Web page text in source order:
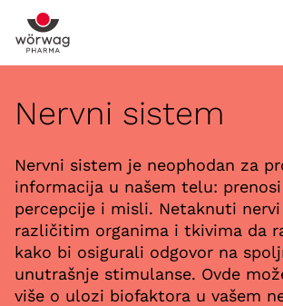
Nervni sistem
Nervni sistem je neophodan za
informacija u našem telu:
percepcije i misli. Netaknuti nervi
različitim organima i tkivima da
kako bi osigurali odgovor na
unutrašnje stimulanse. Ovde
više o ulozi biofaktora u vašem